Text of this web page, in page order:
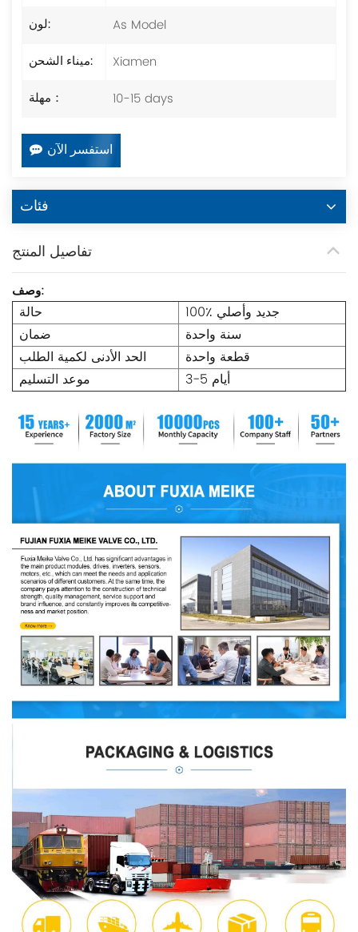
لون:
As Model
ميناء الشحن:
Xiamen
مهلة：
10-15 days
استفسر الآن
فئات
تفاصيل المنتج
وصف:
حالة
100٪ جديد وأصلي
ضمان
سنة واحدة
الحد الأدنى لكمية الطلب
قطعة واحدة
موعد التسليم
3-5 أيام